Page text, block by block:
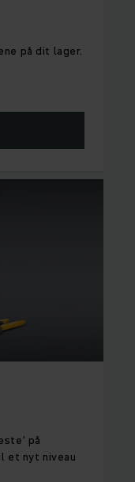
på dit lager.
på
et nyt niveau